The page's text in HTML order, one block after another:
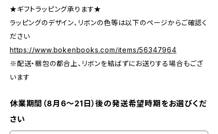
★ギフトラッピング承ります★
ラッピングのデザイン、リボンの色等は以下のページからご確認く
ださい
https://www.bokenbooks.com/items/56347964
※配送・梱包の都合上、リボンを結ばずにお送りする場合もござ
います
休業期間（8月6〜21日）後の発送希望時期をお選びくだ
さい